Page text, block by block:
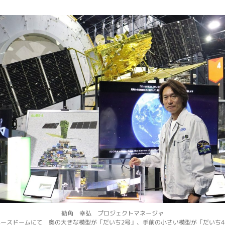
勘角 幸弘 プロジェクトマネージャ
スドームにて 奥の大きな模型が「だいち2号」、手前の小さい模型が「だいち